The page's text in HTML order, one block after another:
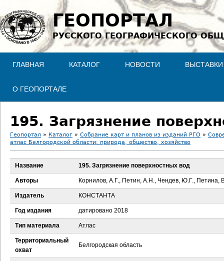
Jump to navigation
ГЕОПОРТАЛ
РУССКОГО ГЕОГРАФИЧЕСКОГО
ГЛАВНАЯ КАТАЛОГ НОВОСТИ ВЫСТАВКИ
О ГЕОПОРТАЛЕ
195. Загрязнение
В
ы
з
д
с
Геопортал » Каталог » Собрание карт и планов из изданий РГО »
атлас Белгородской области: природа, общество, хозяйство
Название 195. Загрязнение поверхностных вод
Авторы Корнилов, А.Г., Петин, А.Н., Чендев, Ю.Г., Петина,
Издатель КОНСТАНТА
Год издания датировано 2018
Тип материала Атлас
Территориальный
охват
Белгородская область